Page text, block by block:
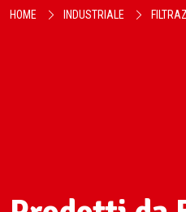
HOME INDUSTRIALE